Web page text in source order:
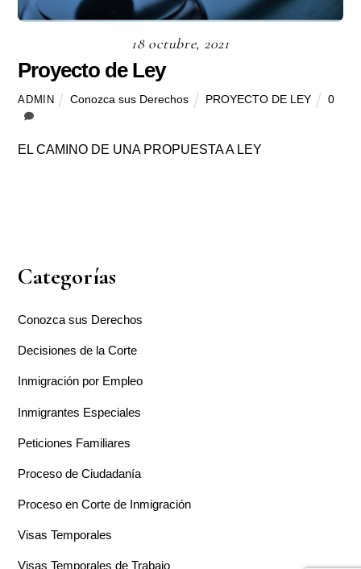
18 octubre, 2021
Proyecto de Ley
ADMIN Conozca sus Derechos PROYECTO DE LEY 0
EL CAMINO DE UNA PROPUESTA A LEY
Categorías
Conozca sus Derechos
Decisiones de la Corte
Inmigración por Empleo
Inmigrantes Especiales
Peticiones Familiares
Proceso de Ciudadanía
Proceso en Corte de Inmigración
Visas Temporales
Visas Temporales de Trabajo